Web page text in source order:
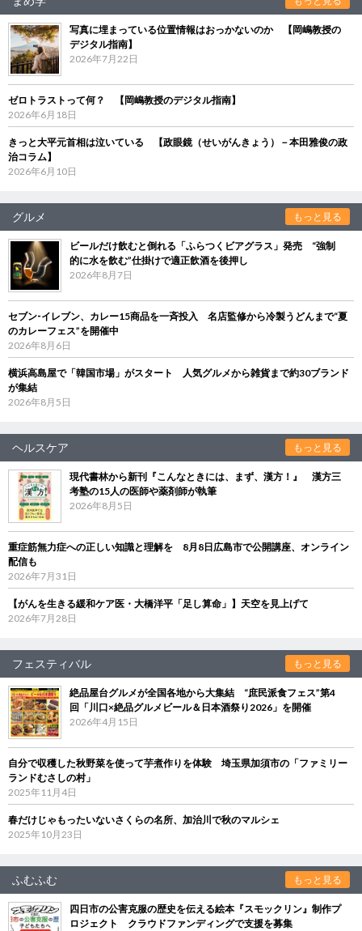
写真に埋まっている位置情報はおっかないのか 【岡嶋教授の
デジタル指南】
2026年7月22日
ゼロトラストって何？ 【岡嶋教授のデジタル指南】
2026年6月18日
きっと大平元首相は泣いている 【政眼鏡（せいがんきょう）－本田雅俊の政
治コラム】
2026年6月10日
グルメ もっと見る
ビールだけ飲むと倒れる「ふらつくビアグラス」発売 “強制
的に水を飲む”仕掛けで適正飲酒を後押し
2026年8月7日
セブン‐イレブン、カレー15商品を一斉投入 名店監修から冷製うどんまで“夏
のカレーフェス”を開催中
2026年8月6日
横浜高島屋で「韓国市場」がスタート 人気グルメから雑貨まで約30ブランド
が集結
2026年8月5日
ヘルスケア もっと見る
現代書林から新刊『こんなときには、まず、漢方！』 漢方三
考塾の15人の医師や薬剤師が執筆
2026年8月5日
重症筋無力症への正しい知識と理解を 8月8日広島市で公開講座、オンライン
配信も
2026年7月31日
【がんを生きる緩和ケア医・大橋洋平「足し算命」】天空を見上げて
2026年7月28日
フェスティバル もっと見る
絶品屋台グルメが全国各地から大集結 “庶民派食フェス”第4
回「川口×絶品グルメビール＆日本酒祭り2026」を開催
2026年4月15日
自分で収穫した秋野菜を使って芋煮作りを体験 埼玉県加須市の「ファミリー
ランドむさしの村」
2025年11月4日
春だけじゃもったいないさくらの名所、加治川で秋のマルシェ
2025年10月23日
ふむふむ もっと見る
四日市の公害克服の歴史を伝える絵本『スモックリン』制作プ
ロジェクト クラウドファンディングで支援を募集